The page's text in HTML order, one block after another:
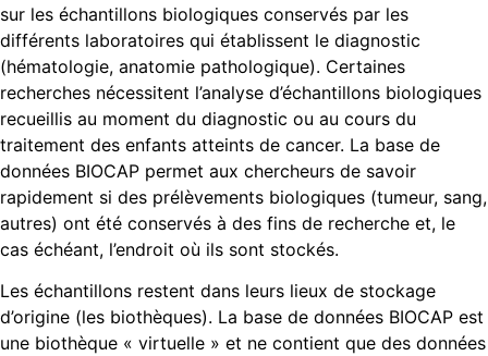
sur les échantillons biologiques conservés par les
différents laboratoires qui établissent le diagnostic
(hématologie, anatomie pathologique). Certaines
recherches nécessitent l’analyse d’échantillons biologiques
recueillis au moment du diagnostic ou au cours du
traitement des enfants atteints de cancer. La base de
données BIOCAP permet aux chercheurs de savoir
rapidement si des prélèvements biologiques (tumeur, sang,
autres) ont été conservés à des fins de recherche et, le
cas échéant, l’endroit où ils sont stockés.
Les échantillons restent dans leurs lieux de stockage
d’origine (les biothèques). La base de données BIOCAP est
une biothèque « virtuelle » et ne contient que des données